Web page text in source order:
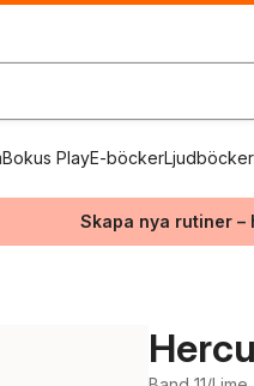
Bokus PlayE-böckerLjudböcker
Skapa nya rutiner